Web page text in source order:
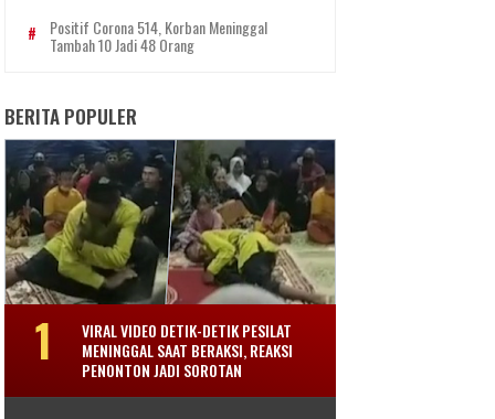
Positif Corona 514, Korban Meninggal
Tambah 10 Jadi 48 Orang
BERITA POPULER
VIRAL VIDEO DETIK-DETIK PESILAT
MENINGGAL SAAT BERAKSI, REAKSI
PENONTON JADI SOROTAN